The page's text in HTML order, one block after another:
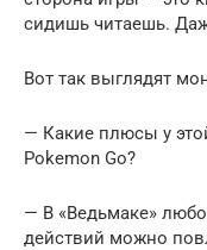
сидишь читаешь.
Вот так выглядят
— Какие плюсы у
Pokemon Go?
— В «Ведьмаке»
действий можно